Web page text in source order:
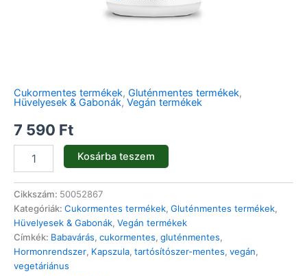
Cukormentes termékek, Gluténmentes termékek,
Hüvelyesek & Gabonák, Vegán termékek
7 590 Ft
Kosárba teszem
Cikkszám: 50052867
Kategóriák: Cukormentes termékek, Gluténmentes termékek,
Hüvelyesek & Gabonák, Vegán termékek
Címkék: Babavárás, cukormentes, gluténmentes,
Hormonrendszer, Kapszula, tartósítószer-mentes, vegán,
vegetáriánus